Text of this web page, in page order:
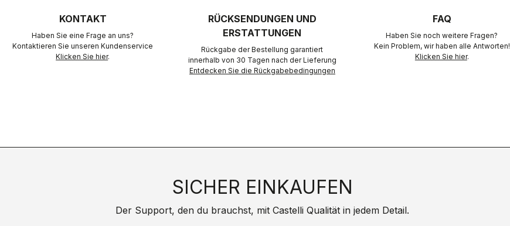
KONTAKT
Haben Sie eine Frage an uns?
Kontaktieren Sie unseren Kundenservice
Klicken Sie hier.
RÜCKSENDUNGEN UND
ERSTATTUNGEN
Rückgabe der Bestellung garantiert
innerhalb von 30 Tagen nach der Lieferung
Entdecken Sie die Rückgabebedingungen
FAQ
Haben Sie noch weitere Fragen?
Kein Problem, wir haben alle Antworten!
Klicken Sie hier.
SICHER EINKAUFEN
Der Support, den du brauchst, mit Castelli Qualität in jedem Detail.